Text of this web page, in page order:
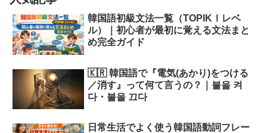
韓国語初級文法一覧（TOPIKⅠレベ
ル）｜初心者が最初に覚える文法まと
め完全ガイド
🇰🇷 韓国語で『電気(あかり)をつける
／消す』って何て言うの？｜불을 켜
다・불을 끄다
日常生活でよく使う韓国語動詞フレー